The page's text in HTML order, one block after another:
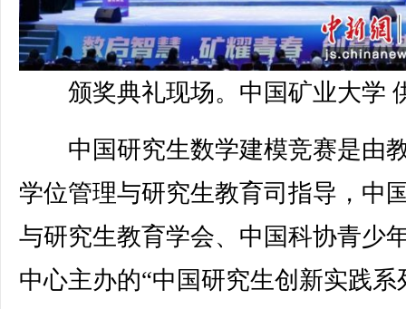
颁奖典礼现场。中国矿业大学
中国研究生数学建模竞赛是由
学位管理与研究生教育司指导，中
与研究生教育学会、中国科协青少
中心主办的“中国研究生创新实践系